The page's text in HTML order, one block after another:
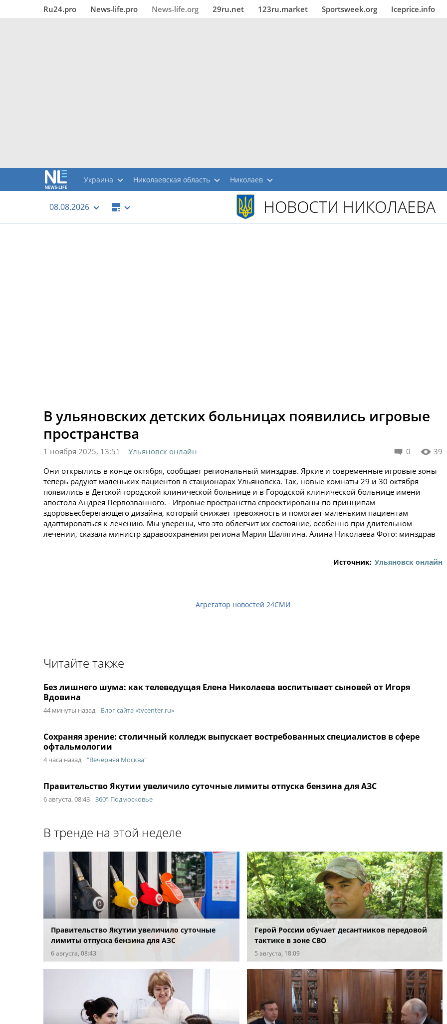
Ru24.pro News‑life.pro News‑life.org 29ru.net 123ru.market Sportsweek.org Iceprice.info
Украина Николаевская область Николаев
08.08.2026 НОВОСТИ НИКОЛАЕВА
В ульяновских детских больницах появились игровые
пространства
0 39
1 ноября 2025, 13:51
Ульяновск онлайн
Они открылись в конце октября, сообщает региональный минздрав. Яркие и современные игровые зоны
теперь радуют маленьких пациентов в стационарах Ульяновска. Так, новые комнаты 29 и 30 октября
появились в Детской городской клинической больнице и в Городской клинической больнице имени
апостола Андрея Первозванного. - Игровые пространства спроектированы по принципам
здоровьесберегающего дизайна, который снижает тревожность и помогает маленьким пациентам
адаптироваться к лечению. Мы уверены, что это облегчит их состояние, особенно при длительном
лечении, сказала министр здравоохранения региона Мария Шалягина. Алина Николаева Фото: минздрав
Источник: Ульяновск онлайн
Агрегатор новостей 24СМИ
Читайте также
Без лишнего шума: как телеведущая Елена Николаева воспитывает сыновей от Игоря
Вдовина
44 минуты назад Блог сайта «tvcenter.ru»
Сохраняя зрение: столичный колледж выпускает востребованных специалистов в сфере
офтальмологии
4 часа назад "Вечерняя Москва"
Правительство Якутии увеличило суточные лимиты отпуска бензина для АЗС
6 августа, 08:43 360° Подмосковье
В тренде на этой неделе
Правительство Якутии увеличило суточные
лимиты отпуска бензина для АЗС
6 августа, 08:43
Герой России обучает десантников передовой
тактике в зоне СВО
5 августа, 18:09